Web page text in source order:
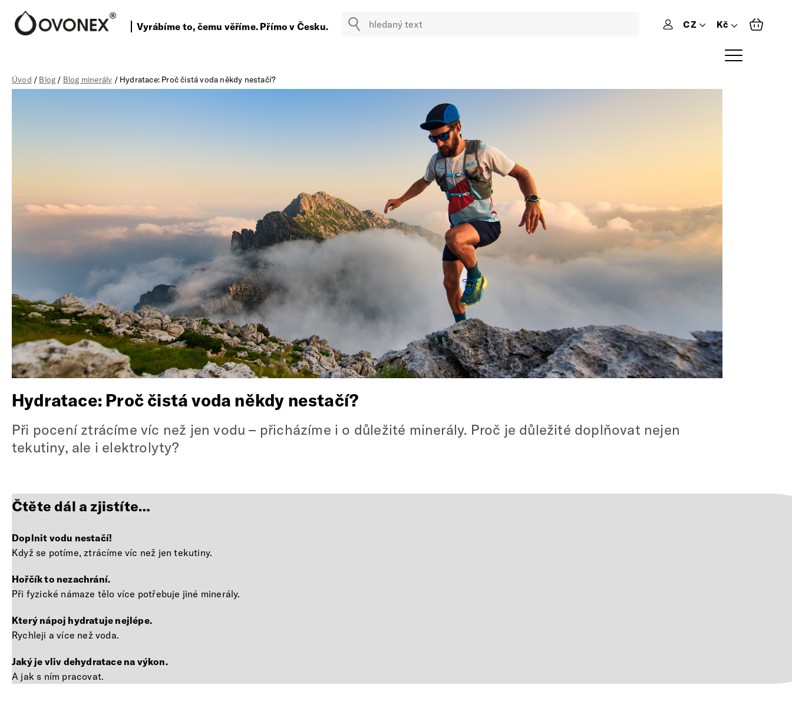
Vyrábíme to, čemu věříme. Přímo v Česku. CZ
Úvod / Blog / Blog minerály / Hydratace: Proč čistá voda někdy nestačí?
Hydratace: Proč čistá voda někdy nestačí?
Při pocení ztrácíme víc než jen vodu – přicházíme i o důležité minerály. Proč je důležité doplňovat nejen
tekutiny, ale i elektrolyty?
Čtěte dál a zjistíte…
Doplnit vodu nestačí!
Když se potíme, ztrácíme víc než jen tekutiny.
Hořčík to nezachrání.
Při fyzické námaze tělo více potřebuje jiné minerály.
Který nápoj hydratuje nejlépe.
Rychleji a více než voda.
Jaký je vliv dehydratace na výkon.
A jak s ním pracovat.